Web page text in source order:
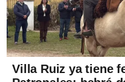
Villa Ruiz ya tiene